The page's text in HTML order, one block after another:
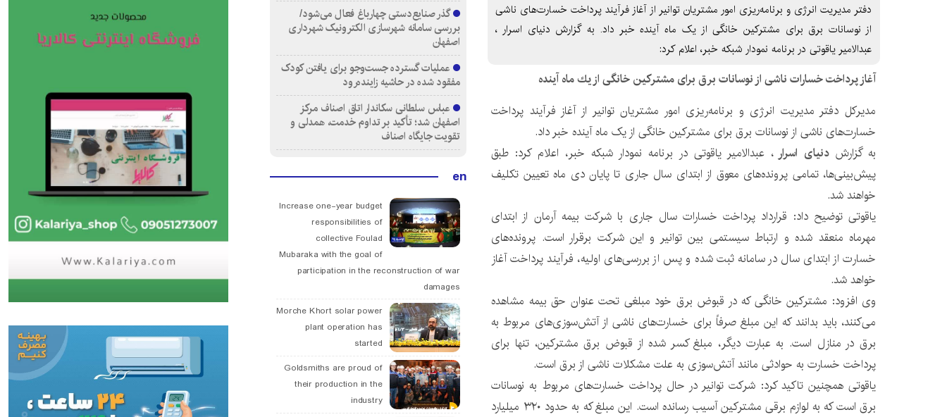
دفتر مدیریت انرژی و برنامه‌ریزی امور مشتریان توانیر از آغاز فرآیند پرداخت خسارت‌های ناشی
از نوسانات برق برای مشترکین خانگی از یک ماه آینده خبر داد. به گزارش دنیای اسرار ،
عبدالامیر یاقوتی در برنامه نمودار شبکه خبر، اعلام کرد:
آغاز پرداخت خسارات ناشی از نوسانات برق برای مشتركین خانگی از یك ماه آینده
مدیرکل دفتر مدیریت انرژی و برنامه‌ریزی امور مشتریان توانیر از آغاز فرآیند پرداخت
خسارت‌های ناشی از نوسانات برق برای مشترکین خانگی از یک ماه آینده خبر داد.
به گزارش دنیای اسرار ، عبدالامیر یاقوتی در برنامه نمودار شبکه خبر، اعلام کرد: طبق
پیش‌بینی‌ها، تمامی پرونده‌های معوق از ابتدای سال جاری تا پایان دی ماه تعیین تکلیف
خواهند شد.
یاقوتی توضیح داد: قرارداد پرداخت خسارات‌ سال جاری با شرکت بیمه آرمان از ابتدای
مهرماه منعقد شده و ارتباط سیستمی بین توانیر و این شرکت برقرار است. پرونده‌های
خسارت از ابتدای سال در سامانه ثبت شده و پس از بررسی‌های اولیه، فرآیند پرداخت آغاز
خواهد شد.
وی افزود: مشترکین خانگی که در قبوض برق خود مبلغی تحت عنوان حق بیمه مشاهده
می‌کنند، باید بدانند که این مبلغ صرفاً برای خسارت‌های ناشی از آتش‌سوزی‌های مربوط به
برق در منازل است. به عبارت دیگر، مبلغ کسر شده از قبوض برق مشترکین، تنها برای
پرداخت خسارت به حوادثی مانند آتش‌سوزی به علت مشکلات ناشی از برق است.
یاقوتی همچنین تاکید کرد: شرکت توانیر در حال پرداخت خسارت‌های مربوط به نوسانات
برق است که به لوازم برقی مشترکین آسیب رسانده است. این مبلغ که به حدود ۳۲۰ میلیارد
گذر صنایع‌دستی چهارباغ فعال می‌شود/
بررسی سامانه شهرسازی الکترونیک شهرداری
اصفهان
عملیات گسترده جست‌وجو برای یافتن کودک
مفقود شده در حاشیه زاینده‌رود
عباس سلطانی سکاندار اتاق اصناف مرکز
اصفهان شد؛ تأکید بر تداوم خدمت، همدلی و
تقویت جایگاه اصناف
en
Increase one-year budget
responsibilities of
collective Foulad
Mubaraka with the goal of
participation in the reconstruction of war
damages
Morche Khort solar power
plant operation has
started
Goldsmiths are proud of
their production in the
industry